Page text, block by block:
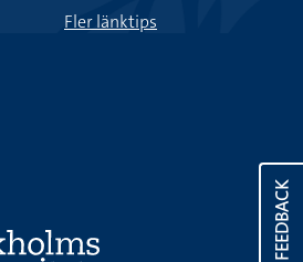
FEEDBACK
Fler länktips